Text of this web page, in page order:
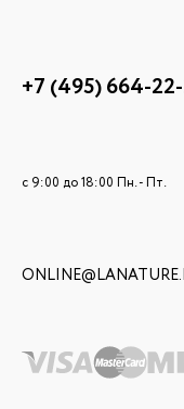
+7 (495) 664-
c 9:00 до 18:00 Пн. - Пт.